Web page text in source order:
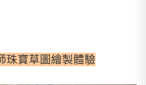
寶草圖繪製體驗